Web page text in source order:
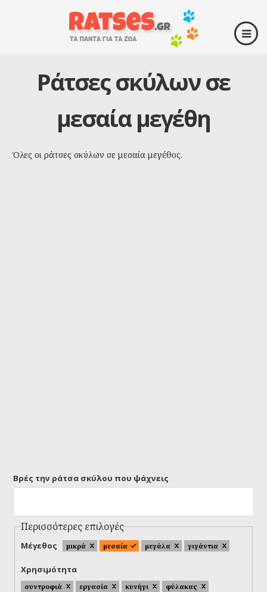
Ράτσες σκύλων σε
μεσαία μεγέθη
Όλες οι ράτσες σκύλων σε μεσαία μεγέθος.
Βρές την ράτσα σκύλου που ψάχνεις
Περισσότερες επιλογές
Μέγεθος μικρά μεσαία μεγάλα γιγάντια
Χρησιμότητα
συντροφιά εργασία κυνήγι φύλακας